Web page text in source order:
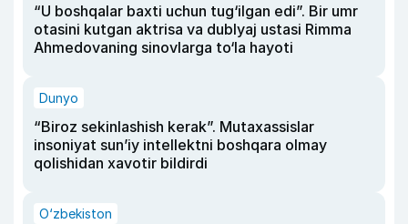
“U boshqalar baxti uchun tug‘ilgan edi”. Bir umr
otasini kutgan aktrisa va dublyaj ustasi Rimma
Ahmedovaning sinovlarga to‘la hayoti
Dunyo
“Biroz sekinlashish kerak”. Mutaxassislar
insoniyat sun’iy intellektni boshqara olmay
qolishidan xavotir bildirdi
O‘zbekiston